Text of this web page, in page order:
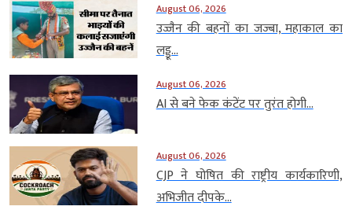
August 06, 2026
उज्जैन की बहनों का जज्बा, महाकाल का
लड्डू...
August 06, 2026
AI से बने फेक कंटेंट पर तुरंत होगी...
August 06, 2026
CJP ने घोषित की राष्ट्रीय कार्यकारिणी,
अभिजीत दीपके...